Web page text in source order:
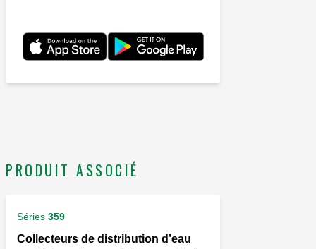
PRODUIT ASSOCIÉ
Séries 359
Collecteurs de distribution d’eau